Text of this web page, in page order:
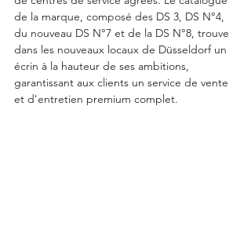
de la marque, composé des DS 3, DS N°4,
du nouveau DS N°7 et de la DS N°8, trouve
dans les nouveaux locaux de Düsseldorf un
écrin à la hauteur de ses ambitions,
garantissant aux clients un service de vente
et d'entretien premium complet.